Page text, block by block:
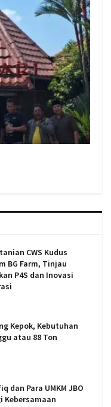
CWS Kudus
BG Farm, Tinjau
P4S dan Inovasi
Kepok, Kebutuhan
atau 88 Ton
dan Para UMKM JBO
Kebersamaan